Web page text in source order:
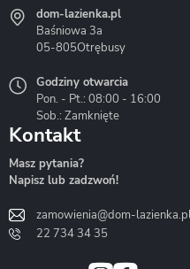
Hydrostop
Liveno
dom-lazienka.pl
Baśniowa 3a
05-805Otrębusy
Godziny otwarcia
Pon. - Pt.: 08:00 - 16:00
Sob.: Zamknięte
Kontakt
Masz pytania?
Napisz lub zadzwoń!
zamowienia@dom-
22 734 34 35